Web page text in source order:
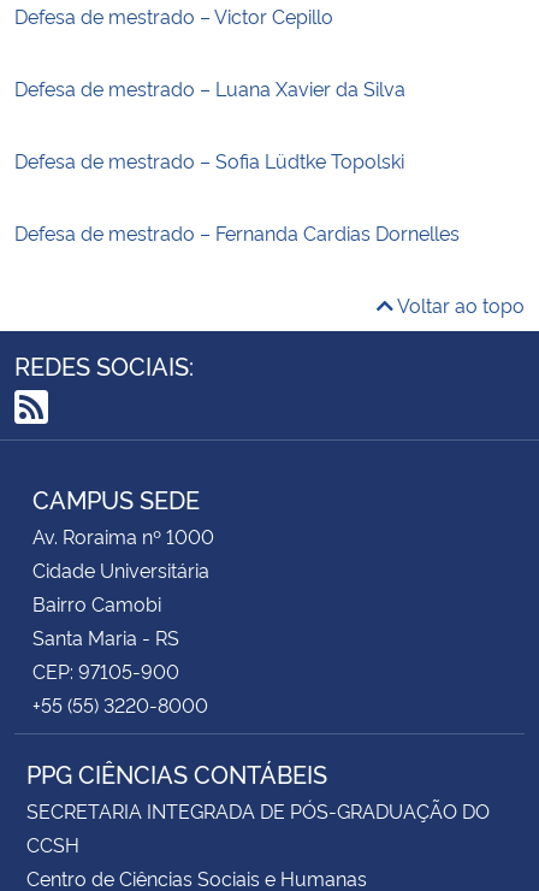
Defesa de mestrado – Victor Cepillo
Defesa de mestrado – Luana Xavier da Silva
Defesa de mestrado – Sofia Lüdtke Topolski
Defesa de mestrado – Fernanda Cardias Dornelles
Voltar ao topo
REDES SOCIAIS:
RSS
CAMPUS SEDE
Av. Roraima nº 1000
Cidade Universitária
Bairro Camobi
Santa Maria - RS
CEP: 97105-900
+55 (55) 3220-8000
PPG CIÊNCIAS CONTÁBEIS
SECRETARIA INTEGRADA DE PÓS-GRADUAÇÃO DO
CCSH
Centro de Ciências Sociais e Humanas